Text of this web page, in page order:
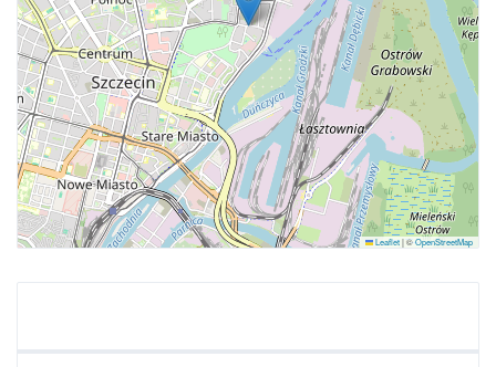
Leaflet|©OpenStreetMap